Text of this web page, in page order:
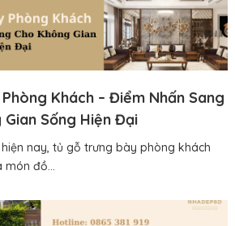
Khách – Điểm Nhấn Sang
Sống Hiện Đại
nay, tủ gỗ trưng bày phòng khách
món đồ...